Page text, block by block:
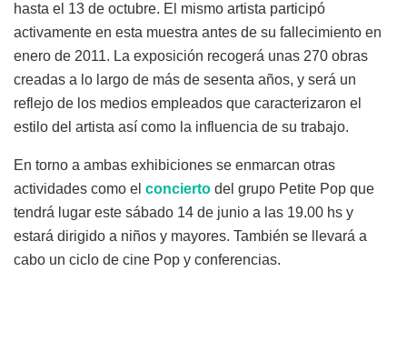
hasta el 13 de octubre. El mismo artista participó
activamente en esta muestra antes de su fallecimiento en
enero de 2011. La exposición recogerá unas 270 obras
creadas a lo largo de más de sesenta años, y será un
reflejo de los medios empleados que caracterizaron el
estilo del artista así como la influencia de su trabajo.
En torno a ambas exhibiciones se enmarcan otras
actividades como el concierto del grupo Petite Pop que
tendrá lugar este sábado 14 de junio a las 19.00 hs y
estará dirigido a niños y mayores. También se llevará a
cabo un ciclo de cine Pop y conferencias.